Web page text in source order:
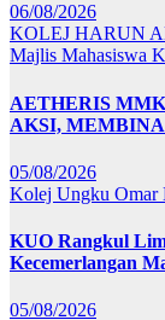
06/08/2026
KOLEJ HARUN
Majlis Mahasiswa
AETHERIS
AKSI,
05/08/2026
Kolej Ungku Omar
KUO Rangkul
Kecemerlangan
05/08/2026